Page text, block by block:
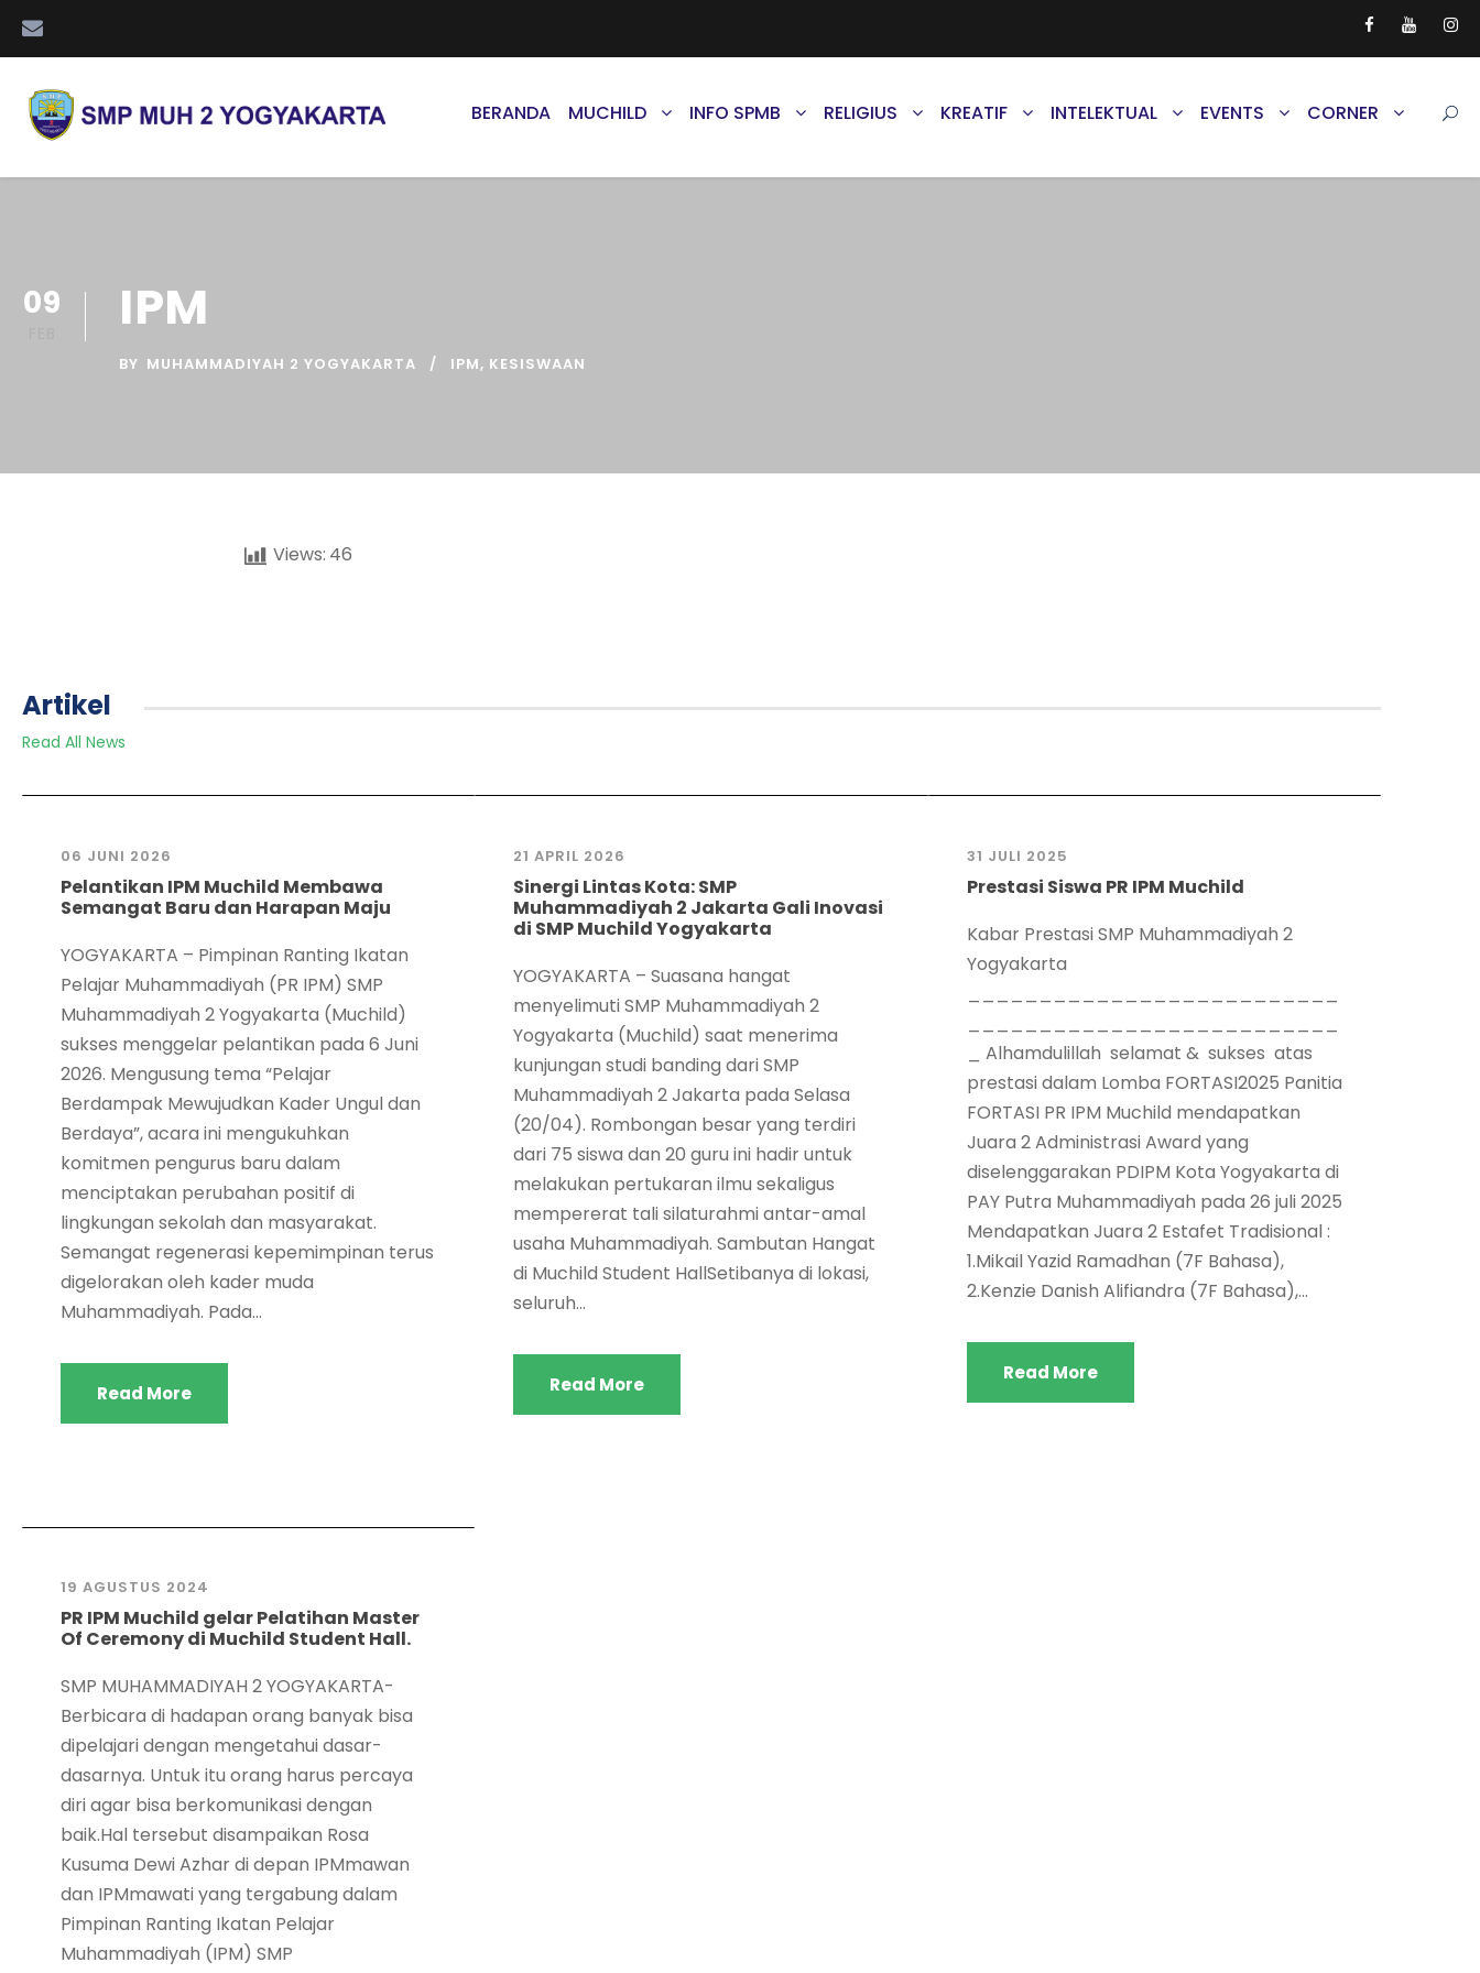
BERANDA MUCHILD INFO SPMB RELIGIUS KREATIF INTELEKTUAL EVENTS CORNER
09 IPM
BY MUHAMMADIYAH 2 YOGYAKARTA IPM, KESISWAAN
Views: 46
Artikel
Read All News
06 JUNI 2026
Pelantikan IPM Muchild Membawa
Semangat Baru dan Harapan Maju
YOGYAKARTA – Pimpinan Ranting Ikatan
Pelajar Muhammadiyah (PR IPM) SMP
Muhammadiyah 2 Yogyakarta (Muchild)
sukses menggelar pelantikan pada 6 Juni
2026. Mengusung tema “Pelajar
Berdampak Mewujudkan Kader Ungul dan
Berdaya”, acara ini mengukuhkan
komitmen pengurus baru dalam
menciptakan perubahan positif di
lingkungan sekolah dan masyarakat.
Semangat regenerasi kepemimpinan terus
digelorakan oleh kader muda
Muhammadiyah. Pada...
Read More
21 APRIL 2026
Sinergi Lintas Kota: SMP
Muhammadiyah 2 Jakarta Gali Inovasi
di SMP Muchild Yogyakarta
YOGYAKARTA – Suasana hangat
menyelimuti SMP Muhammadiyah 2
Yogyakarta (Muchild) saat menerima
kunjungan studi banding dari SMP
Muhammadiyah 2 Jakarta pada Selasa
(20/04). Rombongan besar yang terdiri
dari 75 siswa dan 20 guru ini hadir untuk
melakukan pertukaran ilmu sekaligus
mempererat tali silaturahmi antar-amal
usaha Muhammadiyah. Sambutan Hangat
di Muchild Student HallSetibanya di lokasi,
seluruh...
Read More
31 JULI 2025
Prestasi Siswa PR IPM Muchild
Kabar Prestasi SMP Muhammadiyah 2
Yogyakarta
_ Alhamdulillah selamat & sukses atas
prestasi dalam Lomba FORTASI2025 Panitia
FORTASI PR IPM Muchild mendapatkan
Juara 2 Administrasi Award yang
diselenggarakan PDIPM Kota Yogyakarta di
PAY Putra Muhammadiyah pada 26 juli 2025
Mendapatkan Juara 2 Estafet Tradisional :
1.Mikail Yazid Ramadhan (7F Bahasa),
2.Kenzie Danish Alifiandra (7F Bahasa),...
Read More
19 AGUSTUS 2024
PR IPM Muchild gelar Pelatihan Master
Of Ceremony di Muchild Student Hall.
SMP MUHAMMADIYAH 2 YOGYAKARTA-
Berbicara di hadapan orang banyak bisa
dipelajari dengan mengetahui dasar-
dasarnya. Untuk itu orang harus percaya
diri agar bisa berkomunikasi dengan
baik.Hal tersebut disampaikan Rosa
Kusuma Dewi Azhar di depan IPMmawan
dan IPMmawati yang tergabung dalam
Pimpinan Ranting Ikatan Pelajar
Muhammadiyah (IPM) SMP